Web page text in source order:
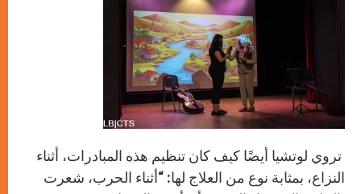
تروي لوتشيا أيضًا كيف كان تنظيم هذه المبادرات، أثناء
النزاع، بمثابة نوع من العلاج لها: “أثناء الحرب، شعرت